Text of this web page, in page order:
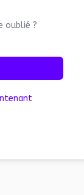
oublié ?